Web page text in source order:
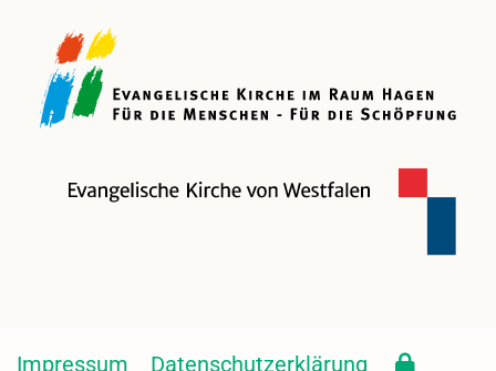
Impressum Datenschutzerklärung